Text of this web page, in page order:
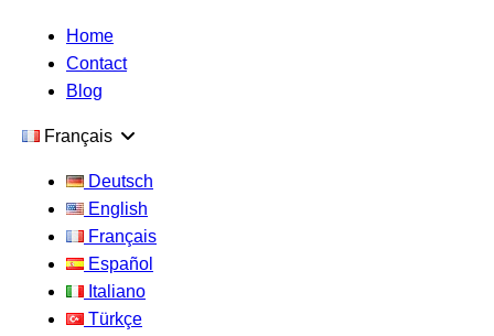
Home
Contact
Blog
Français
Deutsch
English
Français
Español
Italiano
Türkçe